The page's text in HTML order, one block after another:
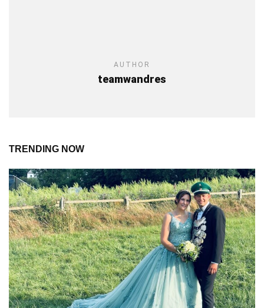
AUTHOR
teamwandres
TRENDING NOW